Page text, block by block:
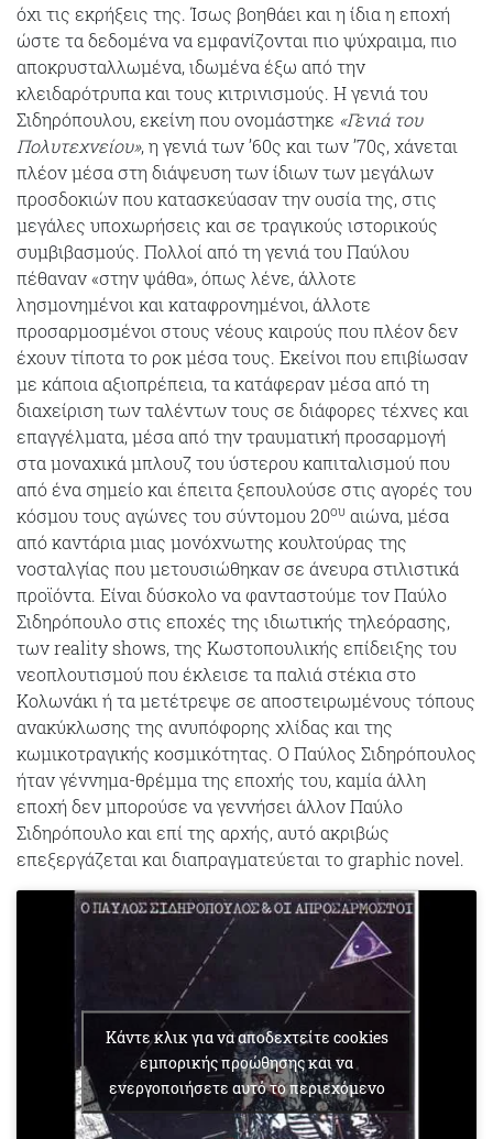
όχι τις εκρήξεις της. Ίσως βοηθάει και η ίδια η εποχή
ώστε τα δεδομένα να εμφανίζονται πιο ψύχραιμα, πιο
αποκρυσταλλωμένα, ιδωμένα έξω από την
κλειδαρότρυπα και τους κιτρινισμούς. Η γενιά του
Σιδηρόπουλου, εκείνη που ονομάστηκε «Γενιά του
Πολυτεχνείου», η γενιά των ’60ς και των ’70ς, χάνεται
πλέον μέσα στη διάψευση των ίδιων των μεγάλων
προσδοκιών που κατασκεύασαν την ουσία της, στις
μεγάλες υποχωρήσεις και σε τραγικούς ιστορικούς
συμβιβασμούς. Πολλοί από τη γενιά του Παύλου
πέθαναν «στην ψάθα», όπως λένε, άλλοτε
λησμονημένοι και καταφρονημένοι, άλλοτε
προσαρμοσμένοι στους νέους καιρούς που πλέον δεν
έχουν τίποτα το ροκ μέσα τους. Εκείνοι που επιβίωσαν
με κάποια αξιοπρέπεια, τα κατάφεραν μέσα από τη
διαχείριση των ταλέντων τους σε διάφορες τέχνες και
επαγγέλματα, μέσα από την τραυματική προσαρμογή
στα μοναχικά μπλουζ του ύστερου καπιταλισμού που
από ένα σημείο και έπειτα ξεπουλούσε στις αγορές του
κόσμου τους αγώνες του σύντομου 20ου αιώνα, μέσα
από καντάρια μιας μονόχνωτης κουλτούρας της
νοσταλγίας που μετουσιώθηκαν σε άνευρα στιλιστικά
προϊόντα. Είναι δύσκολο να φανταστούμε τον Παύλο
Σιδηρόπουλο στις εποχές της ιδιωτικής τηλεόρασης,
των reality shows, της Κωστοπουλικής επίδειξης του
νεοπλουτισμού που έκλεισε τα παλιά στέκια στο
Κολωνάκι ή τα μετέτρεψε σε αποστειρωμένους τόπους
ανακύκλωσης της ανυπόφορης χλίδας και της
κωμικοτραγικής κοσμικότητας. Ο Παύλος Σιδηρόπουλος
ήταν γέννημα-θρέμμα της εποχής του, καμία άλλη
εποχή δεν μπορούσε να γεννήσει άλλον Παύλο
Σιδηρόπουλο και επί της αρχής, αυτό ακριβώς
επεξεργάζεται και διαπραγματεύεται το graphic novel.
Κάντε κλικ για να αποδεχτείτε cookies
εμπορικής προώθησης και να
ενεργοποιήσετε αυτό το περιεχόμενο